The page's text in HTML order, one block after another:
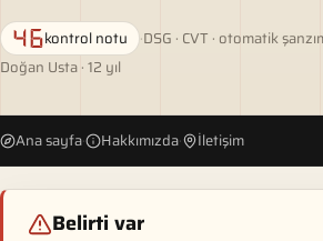
46kontrol notu ·DSG · CVT · otomatik
Doğan Usta · 12 yıl
Ana sayfa· Hakkımızda· İletişim
Belirti var